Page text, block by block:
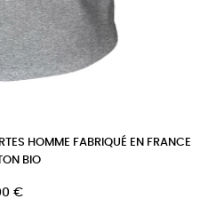
HOMME FABRIQUÉ EN FRANCE
BIO
€